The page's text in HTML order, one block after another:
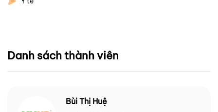
Danh sách thành viên
Bùi Thị Huệ